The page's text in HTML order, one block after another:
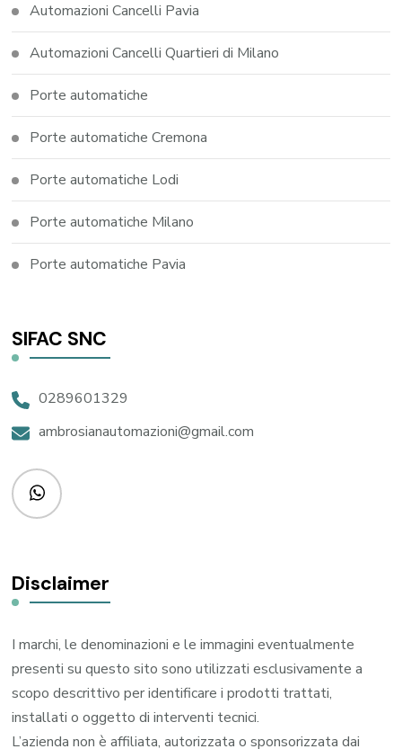
Automazioni Cancelli Pavia
Automazioni Cancelli Quartieri di Milano
Porte automatiche
Porte automatiche Cremona
Porte automatiche Lodi
Porte automatiche Milano
Porte automatiche Pavia
SIFAC SNC
0289601329
ambrosianautomazioni@gmail.com
Disclaimer
I marchi, le denominazioni e le immagini eventualmente
presenti su questo sito sono utilizzati esclusivamente a
scopo descrittivo per identificare i prodotti trattati,
installati o oggetto di interventi tecnici.
L’azienda non è affiliata, autorizzata o sponsorizzata dai